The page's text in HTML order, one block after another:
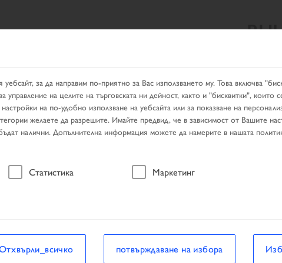
ОТ ТЪРСЕНЕТО PRODUCTS УСЛУГИ ТЪРСЕНЕ
за да направим по-приятно за Вас използването му. Това включва
управление на целите на търговската ни дейност, както и "бисквитки", които
на по-удобно използване на уебсайта или за показване на
желаете да разрешите. Имайте предвид, че в зависимост от Вашите
налични. Допълнителна информация можете да намерите в нашата
Статистика Маркетинг
потвърждаване на избора